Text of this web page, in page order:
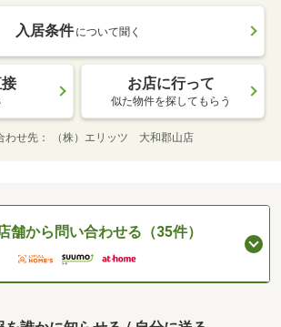
入居条件 について聞く
お店に行って
似た物件を探してもらう
わせ先 （株）エリッツ 大和郡山店
舗から問い合わせる（35件）